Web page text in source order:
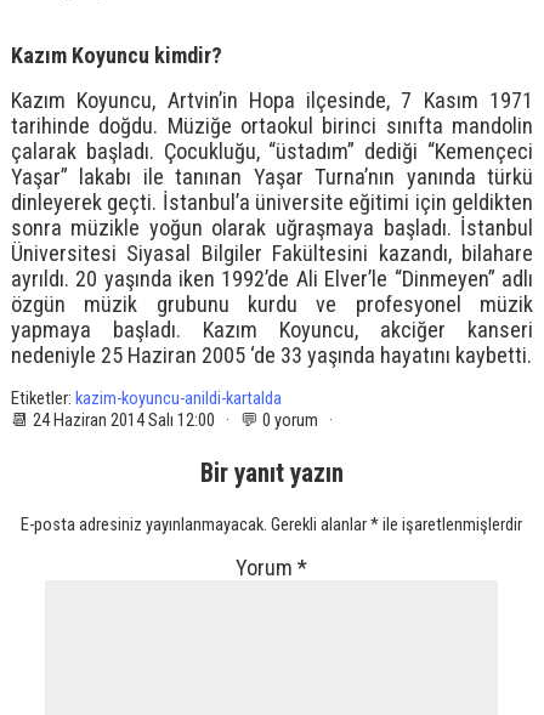
Kazım Koyuncu kimdir?
Kazım Koyuncu, Artvin’in Hopa ilçesinde, 7 Kasım 1971
tarihinde doğdu. Müziğe ortaokul birinci sınıfta mandolin
çalarak başladı. Çocukluğu, “üstadım” dediği “Kemençeci
Yaşar” lakabı ile tanınan Yaşar Turna’nın yanında türkü
dinleyerek geçti. İstanbul’a üniversite eğitimi için geldikten
sonra müzikle yoğun olarak uğraşmaya başladı. İstanbul
Üniversitesi Siyasal Bilgiler Fakültesini kazandı, bilahare
ayrıldı. 20 yaşında iken 1992’de Ali Elver’le “Dinmeyen” adlı
özgün müzik grubunu kurdu ve profesyonel müzik
yapmaya başladı. Kazım Koyuncu, akciğer kanseri
nedeniyle 25 Haziran 2005 ‘de 33 yaşında hayatını kaybetti.
Etiketler: kazim-koyuncu-anildi-kartalda
📆 24 Haziran 2014 Salı 12:00 · 💬 0 yorum ·
Bir yanıt yazın
E-posta adresiniz yayınlanmayacak. Gerekli alanlar*ile işaretlenmişlerdir
Yorum*